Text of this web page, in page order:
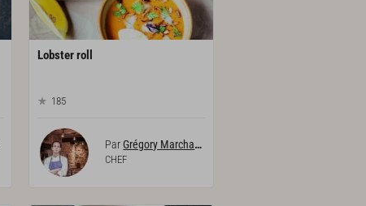
Lobsterroll
185
ParGrégory Marchand
CHEF